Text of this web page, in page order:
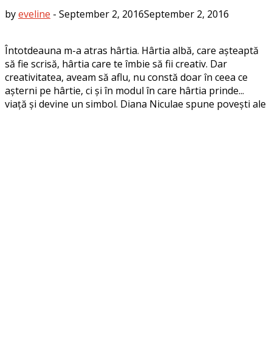
byeveline - September 2, 2016September 2, 2016
Întotdeauna m-a atras hârtia. Hârtia albă, care așteaptă
să fie scrisă, hârtia care te îmbie să fii creativ. Dar
creativitatea, aveam să aflu, nu constă doar în ceea ce
așterni pe hârtie, ci și în modul în care hârtia prinde...
viață și devine un simbol. Diana Niculae spune povești ale